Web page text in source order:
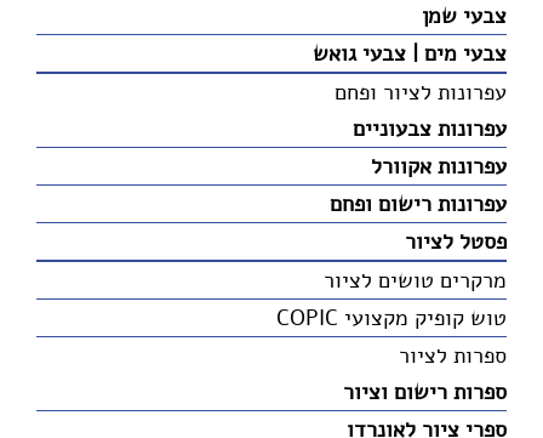
צבעי שמן
צבעי מים | צבעי גואש
עפרונות לציור ופחם
עפרונות צבעוניים
עפרונות אקוורל
עפרונות רישום ופחם
פסטל לציור
מרקרים טושים לציור
טוש קופיק מקצועי COPIC
ספרות לציור
ספרות רישום וציור
ספרי ציור לאונרדו